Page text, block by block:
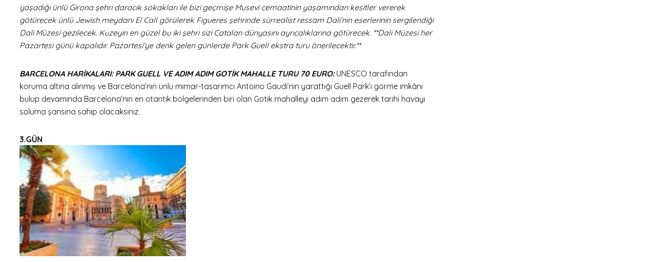
yaşadığı ünlü Girona şehri daracık sokakları ile bizi geçmişe Musevi cemaatinin yaşamından kesitler vererek
götürecek ünlü Jewish meydanı El Call görülerek Figueres şehrinde sürrealist ressam Dali’nin eserlerinin sergilendiği
Dali Müzesi gezilecek. Kuzeyin en güzel bu iki şehri sizi Catalan dünyasını ayrıcalıklarına götürecek. **Dali Müzesi her
Pazartesi günü kapalıdır. Pazartesi’ye denk gelen günlerde Park Guell ekstra turu önerilecektir.**
BARCELONA HARİKALARI: PARK GUELL VE ADIM ADIM GOTİK MAHALLE TURU 70 EURO: UNESCO tarafından
koruma altına alınmış ve Barcelona’nın ünlü mimar-tasarımcı Antoino Gaudi’nin yarattığı Guell Park’ı görme imkânı
bulup devamında Barcelona’nın en otantik bölgelerinden biri olan Gotik mahalleyi adım adım gezerek tarihi havayı
soluma şansına sahip olacaksınız.
3.GÜN